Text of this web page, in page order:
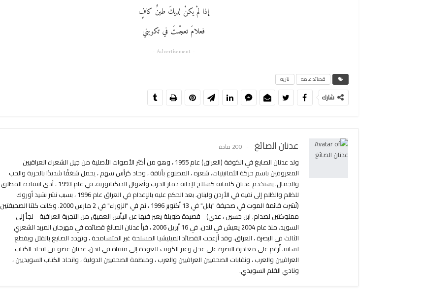
إذا لمْ يكنْ لديكَ طينٌ كافٍ
فعلامَ تعجّلتَ في تكويني
- Advertisement -
قصائد عامه نثريه
شارك
عدنان الصائغ 200 مادة
ولد عدنان الصايغ في الكوفة (العراق) عام 1955 ، وهو من أكثر الأصوات الأصلية من جيل الشعراء العراقيين
المعروفين باسم حركة الثمانينيات. شعره ، المصنوع بأناقة ، وحاد كرأس سهم ، يحمل شغفًا شديدًا بالحرية والحب
والجمال. يستخدم عدنان كلماته كسلاح لإدانة دمار الحرب وأهوال الديكتاتورية. في عام 1993 ، أدى انتقاده المطلق
للظلم والظلم إلى نفيه في الأردن ولبنان. بعد الحكم عليه بالإعدام في العراق عام 1996 ، بسبب نشر نشيد أوروك
(نُشرت قائمة الموت في صحيفة "بابل" في 13 أكتوبر 1996 ، ثم في "الزوراء" في 2 مارس 2000. وكانت كلتا الصحيفتين
مملوكتين لصدام. ابن حسين ، عدي) - قصيدة طويلة يعبر فيها عن اليأس العميق من التجربة العراقية - لجأ إلى
السويد. منذ عام 2004 يعيش في لندن. في 16 أبريل 2006 ، قرأ عدنان الصائغ قصائده في مهرجان المربد الشعري
الثالث في البصرة ، العراق. وقد أزعجت القصائد الميليشيا المسلحة غير المتسامحة ، وتهدد الصايغ بالقتل وبقطع
لسانه. أُرغم على مغادرة البصرة على عجل وعبر الكويت للعودة إلى منفاه في لندن. عدنان عضو في اتحاد الكتاب
العراقيين والعرب ، ونقابات الصحفيين العراقيين والعرب ، ومنظمة الصحفيين الدولية ، واتحاد الكتاب السويديين ،
ونادي القلم السويدي.